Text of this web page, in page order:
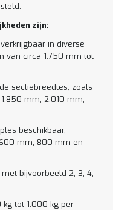
zijn:
in diverse
van circa 1.750 mm tot
sectiebreedtes, zoals
mm, 2.010 mm,
beschikbaar,
mm, 800 mm en
bijvoorbeeld 2, 3, 4,
tot 1.000 kg per